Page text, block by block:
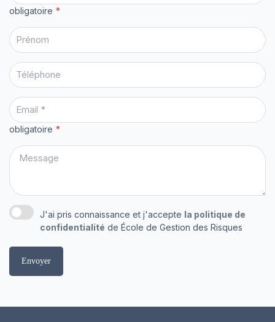
obligatoire
obligatoire
J'ai pris connaissance et j'accepte la politique de
confidentialité de École de Gestion des Risques
Envoyer